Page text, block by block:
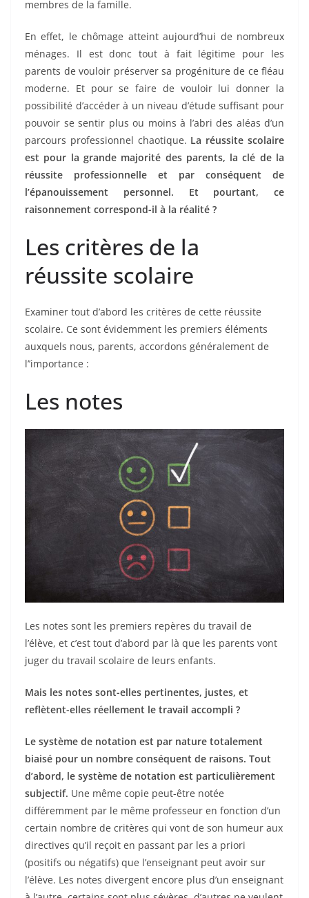
membres de la famille.
En effet, le chômage atteint aujourd’hui de nombreux
ménages. Il est donc tout à fait légitime pour les
parents de vouloir préserver sa progéniture de ce fléau
moderne. Et pour se faire de vouloir lui donner la
possibilité d’accéder à un niveau d’étude suffisant pour
pouvoir se sentir plus ou moins à l’abri des aléas d’un
parcours professionnel chaotique. La réussite scolaire
est pour la grande majorité des parents, la clé de la
réussite professionnelle et par conséquent de
l’épanouissement personnel. Et pourtant, ce
raisonnement correspond-il à la réalité ?
Les critères de la
réussite scolaire
Examiner tout d’abord les critères de cette réussite
scolaire. Ce sont évidemment les premiers éléments
auxquels nous, parents, accordons généralement de
l’’importance :
Les notes
Les notes sont les premiers repères du travail de
l’élève, et c’est tout d’abord par là que les parents vont
juger du travail scolaire de leurs enfants.
Mais les notes sont-elles pertinentes, justes, et
reflètent-elles réellement le travail accompli ?
Le système de notation est par nature totalement
biaisé pour un nombre conséquent de raisons. Tout
d’abord, le système de notation est particulièrement
subjectif. Une même copie peut-être notée
différemment par le même professeur en fonction d’un
certain nombre de critères qui vont de son humeur aux
directives qu’il reçoit en passant par les a priori
(positifs ou négatifs) que l’enseignant peut avoir sur
l’élève. Les notes divergent encore plus d’un enseignant